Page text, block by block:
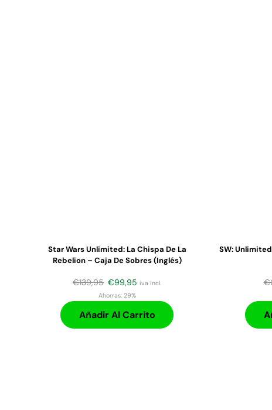
Star Wars Unlimited: La Chispa De La
Rebelion – Caja De Sobres (inglés)
€139,95 €99,95 iva incl.
Ahorras:29%
Añadir Al Carrito
SW:
€